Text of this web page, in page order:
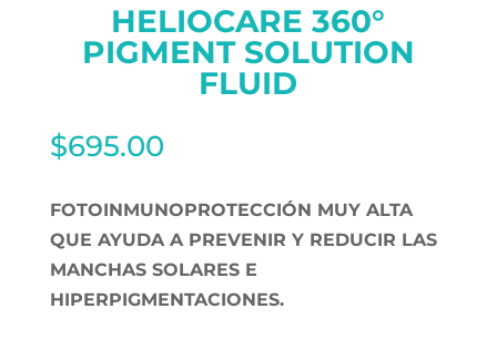
HELIOCARE 360°
PIGMENT SOLUTION
FLUID
$695.00
FOTOINMUNOPROTECCIÓN MUY ALTA
QUE AYUDA A PREVENIR Y REDUCIR LAS
MANCHAS SOLARES E
HIPERPIGMENTACIONES.